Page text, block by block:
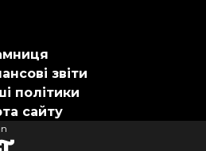
звіти
політики
сайту